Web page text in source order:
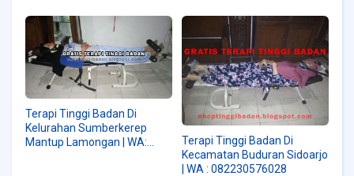
Terapi Tinggi Badan Di
Kelurahan Sumberkerep
Mantup Lamongan | WA:
Terapi Tinggi Badan Di
Kecamatan Buduran Sidoarjo
| WA : 082230576028